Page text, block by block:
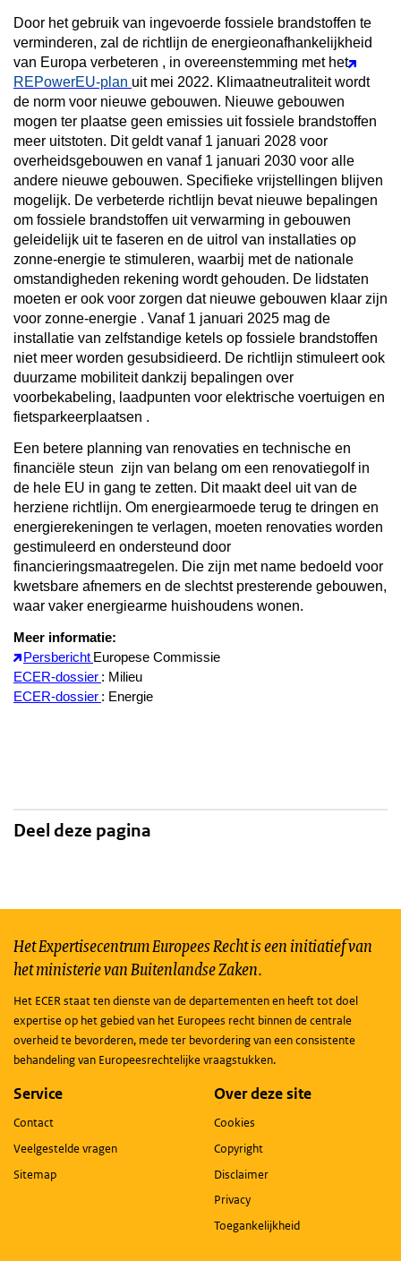
Door het gebruik van ingevoerde fossiele brandstoffen te
verminderen, zal de richtlijn de energieonafhankelijkheid
van Europa verbeteren , in overeenstemming met het
REPowerEU-plan uit mei 2022. Klimaatneutraliteit wordt
de norm voor nieuwe gebouwen. Nieuwe gebouwen
mogen ter plaatse geen emissies uit fossiele brandstoffen
meer uitstoten. Dit geldt vanaf 1 januari 2028 voor
overheidsgebouwen en vanaf 1 januari 2030 voor alle
andere nieuwe gebouwen. Specifieke vrijstellingen blijven
mogelijk. De verbeterde richtlijn bevat nieuwe bepalingen
om fossiele brandstoffen uit verwarming in gebouwen
geleidelijk uit te faseren en de uitrol van installaties op
zonne-energie te stimuleren, waarbij met de nationale
omstandigheden rekening wordt gehouden. De lidstaten
moeten er ook voor zorgen dat nieuwe gebouwen klaar zijn
voor zonne-energie . Vanaf 1 januari 2025 mag de
installatie van zelfstandige ketels op fossiele brandstoffen
niet meer worden gesubsidieerd. De richtlijn stimuleert ook
duurzame mobiliteit dankzij bepalingen over
voorbekabeling, laadpunten voor elektrische voertuigen en
fietsparkeerplaatsen .
Een betere planning van renovaties en technische en
financiële steun zijn van belang om een renovatiegolf in
de hele EU in gang te zetten. Dit maakt deel uit van de
herziene richtlijn. Om energiearmoede terug te dringen en
energierekeningen te verlagen, moeten renovaties worden
gestimuleerd en ondersteund door
financieringsmaatregelen. Die zijn met name bedoeld voor
kwetsbare afnemers en de slechtst presterende gebouwen,
waar vaker energiearme huishoudens wonen.
Meer informatie:
Persbericht Europese Commissie
ECER-dossier : Milieu
ECER-dossier : Energie
Deel deze pagina
Het Expertisecentrum Europees Recht is een initiatief van
het ministerie van Buitenlandse Zaken.
Het ECER staat ten dienste van de departementen en heeft tot doel
expertise op het gebied van het Europees recht binnen de centrale
overheid te bevorderen, mede ter bevordering van een consistente
behandeling van Europeesrechtelijke vraagstukken.
Service
Contact
Veelgestelde vragen
Sitemap
Over deze site
Cookies
Copyright
Disclaimer
Privacy
Toegankelijkheid